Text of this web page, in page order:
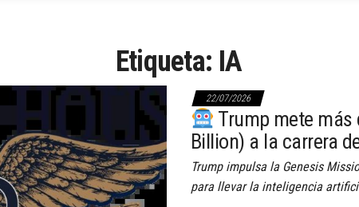
Etiqueta: IA
22/07/2026
Trump mete
Billion) a la carrera
Trump impulsa la Genesis
para llevar la inteligencia